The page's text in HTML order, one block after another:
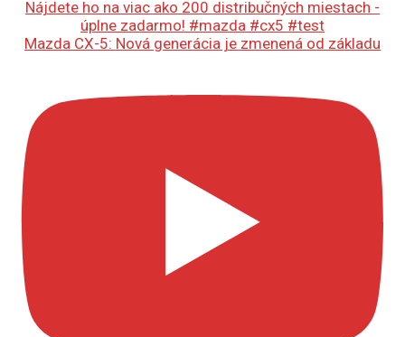
Mazda CX-5: Nová generácia je zmenená od základu